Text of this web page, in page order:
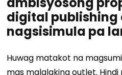
digital publishing
nagsisimula pa
Huwag matakot na
mas malalaking outlet.